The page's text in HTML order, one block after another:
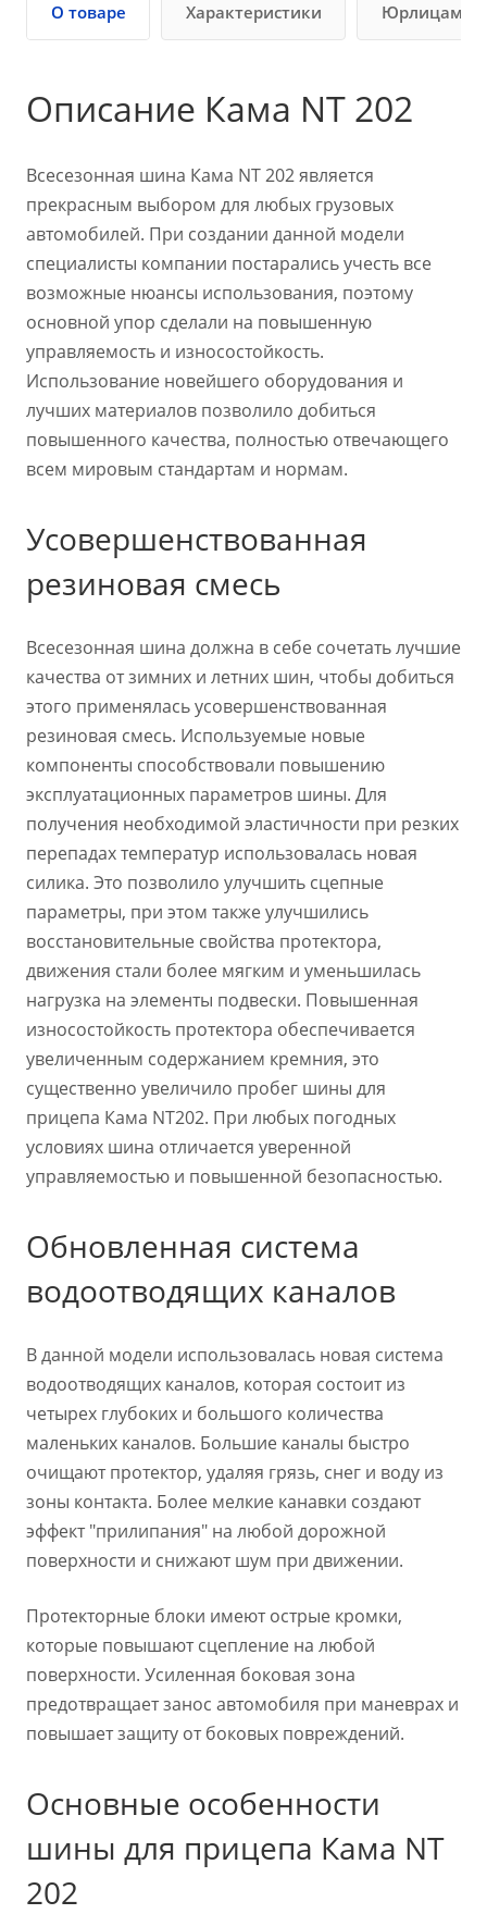
О товаре Характеристики Юрлицам
Описание Кама NT 202
Всесезонная шина Кама NT 202 является
прекрасным выбором для любых грузовых
автомобилей. При создании данной модели
специалисты компании постарались учесть все
возможные нюансы использования, поэтому
основной упор сделали на повышенную
управляемость и износостойкость.
Использование новейшего оборудования и
лучших материалов позволило добиться
повышенного качества, полностью отвечающего
всем мировым стандартам и нормам.
Усовершенствованная
резиновая смесь
Всесезонная шина должна в себе сочетать лучшие
качества от зимних и летних шин, чтобы добиться
этого применялась усовершенствованная
резиновая смесь. Используемые новые
компоненты способствовали повышению
эксплуатационных параметров шины. Для
получения необходимой эластичности при резких
перепадах температур использовалась новая
силика. Это позволило улучшить сцепные
параметры, при этом также улучшились
восстановительные свойства протектора,
движения стали более мягким и уменьшилась
нагрузка на элементы подвески. Повышенная
износостойкость протектора обеспечивается
увеличенным содержанием кремния, это
существенно увеличило пробег шины для
прицепа Кама NT202. При любых погодных
условиях шина отличается уверенной
управляемостью и повышенной безопасностью.
Обновленная система
водоотводящих каналов
В данной модели использовалась новая система
водоотводящих каналов, которая состоит из
четырех глубоких и большого количества
маленьких каналов. Большие каналы быстро
очищают протектор, удаляя грязь, снег и воду из
зоны контакта. Более мелкие канавки создают
эффект "прилипания" на любой дорожной
поверхности и снижают шум при движении.
Протекторные блоки имеют острые кромки,
которые повышают сцепление на любой
поверхности. Усиленная боковая зона
предотвращает занос автомобиля при маневрах и
повышает защиту от боковых повреждений.
Основные особенности
шины для прицепа Кама NT
202